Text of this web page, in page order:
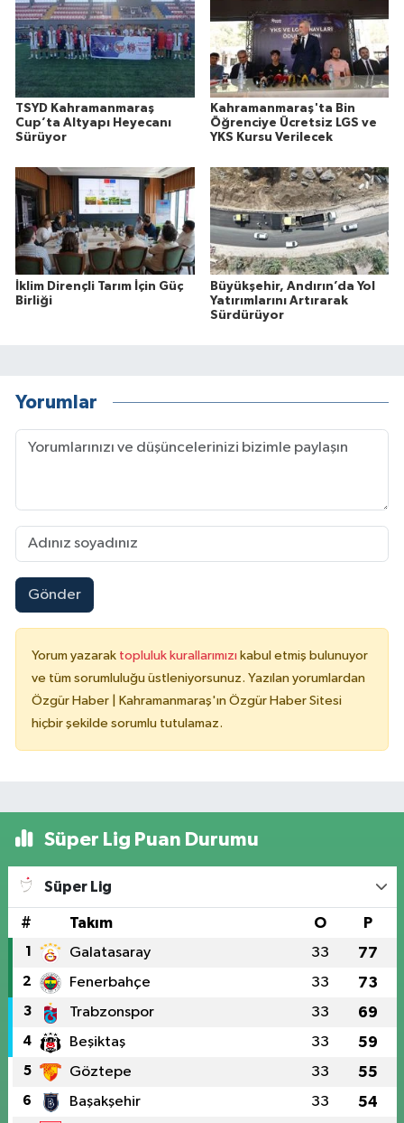
TSYD Kahramanmaraş
Cup’ta Altyapı Heyecanı
Sürüyor
Kahramanmaraş'ta Bin
Öğrenciye Ücretsiz LGS ve
YKS Kursu Verilecek
İklim Dirençli Tarım İçin Güç
Birliği
Büyükşehir, Andırın’da Yol
Yatırımlarını Artırarak
Sürdürüyor
Yorumlar
Gönder
Yorum yazarak topluluk kurallarımızı kabul etmiş bulunuyor
ve tüm sorumluluğu üstleniyorsunuz. Yazılan yorumlardan
Özgür Haber | Kahramanmaraş'ın Özgür Haber Sitesi
hiçbir şekilde sorumlu tutulamaz.
Süper Lig Puan Durumu
Süper Lig
# Takım O P
1 Galatasaray 33 77
2 Fenerbahçe 33 73
3 Trabzonspor 33 69
4 Beşiktaş 33 59
5 Göztepe 33 55
6 Başakşehir 33 54